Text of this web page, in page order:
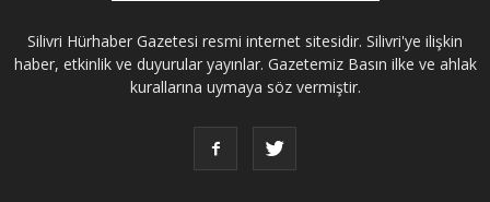
Silivri Hürhaber Gazetesi resmi internet sitesidir. Silivri'ye ilişkin
haber, etkinlik ve duyurular yayınlar. Gazetemiz Basın ilke ve ahlak
kurallarına uymaya söz vermiştir.